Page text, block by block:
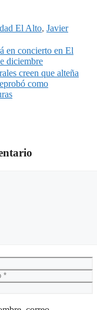
El Alto, Javier
en concierto en El
diciembre
creen que alteña
como